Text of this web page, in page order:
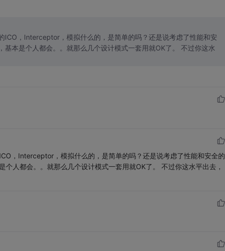
，Interceptor，模拟什么的，是简单的吗？还是说考虑了性能和安全的
人都会。。就那么几个设计模式一套用就OK了。 不过你这水平出去，